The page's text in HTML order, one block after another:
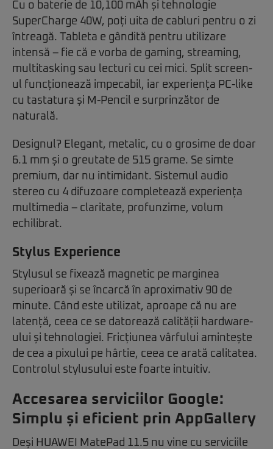
Cu o baterie de 10,100 mAh și tehnologie
SuperCharge 40W, poți uita de cabluri pentru o zi
întreagă. Tableta e gândită pentru utilizare
intensă – fie că e vorba de gaming, streaming,
multitasking sau lecturi cu cei mici. Split screen-
ul funcționează impecabil, iar experiența PC-like
cu tastatura și M-Pencil e surprinzător de
naturală.
Designul? Elegant, metalic, cu o grosime de doar
6.1 mm și o greutate de 515 grame. Se simte
premium, dar nu intimidant. Sistemul audio
stereo cu 4 difuzoare completează experiența
multimedia – claritate, profunzime, volum
echilibrat.
Stylus Experience
Stylusul se fixează magnetic pe marginea
superioară și se încarcă în aproximativ 90 de
minute. Când este utilizat, aproape că nu are
latență, ceea ce se datorează calității hardware-
ului și tehnologiei. Fricțiunea vârfului amintește
de cea a pixului pe hârtie, ceea ce arată calitatea.
Controlul stylusului este foarte intuitiv.
Accesarea serviciilor Google:
Simplu și eficient prin AppGallery
Deși HUAWEI MatePad 11.5 nu vine cu serviciile